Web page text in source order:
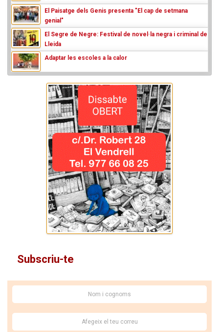
El Paisatge dels Genis presenta "El cap de setmana
genial"
El Segre de Negre: Festival de novel·la negra i criminal de
Lleida
Adaptar les escoles a la calor
Subscriu-te